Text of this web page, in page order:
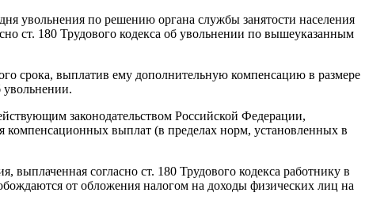
увольнения по решению органа службы занятости населения
ст. 180 Трудового кодекса об увольнении по вышеуказанным
срока, выплатив ему дополнительную компенсацию в размере
увольнении.
законодательством Российской Федерации,
компенсационных выплат (в пределах норм, установленных в
выплаченная согласно ст. 180 Трудового кодекса работнику в
от обложения налогом на доходы физических лиц на